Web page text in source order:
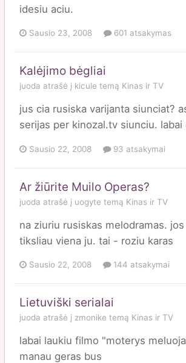
idesiu aciu.
Sausio 23, 2008 601 atsakymas
Kalėjimo bėgliai
juoda atrašė į kicule temą Kinas ir TV
jus cia rusiska varijanta siunciat?
serijas per kinozal.tv siunciu. labai
Sausio 22, 2008 93 atsakymai
Ar žiūrite Muilo Operas?
juoda atrašė į uogyte temą Kinas ir TV
na ziuriu rusiskas melodramas.
tiksliau viena ju. tai - roziu karas
Sausio 22, 2008 144 atsakymai
Lietuviški serialai
juoda atrašė į zmonike temą Kinas ir TV
labai laukiu filmo "moterys
manau geras bus